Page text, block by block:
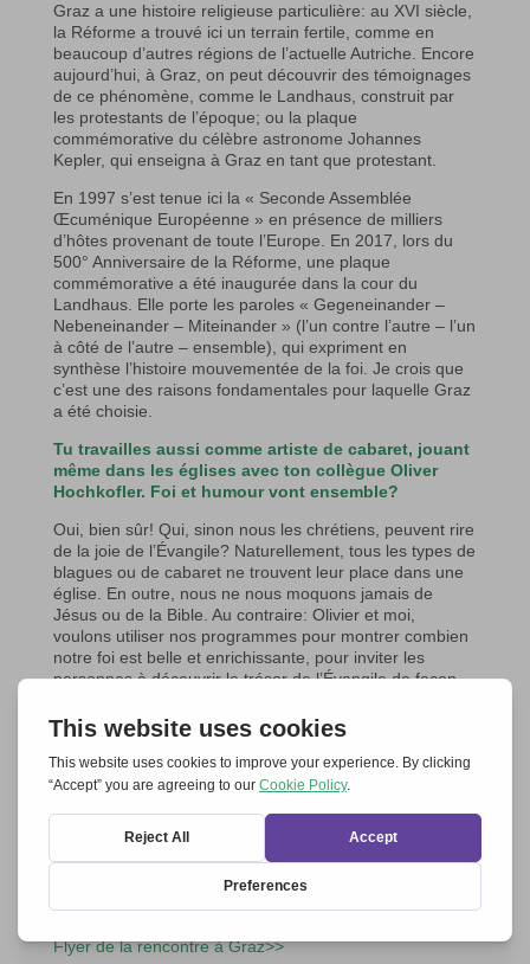
Graz a une histoire religieuse particulière: au XVI siècle,
la Réforme a trouvé ici un terrain fertile, comme en
beaucoup d’autres régions de l’actuelle Autriche. Encore
aujourd’hui, à Graz, on peut découvrir des témoignages
de ce phénomène, comme le Landhaus, construit par
les protestants de l’époque; ou la plaque
commémorative du célèbre astronome Johannes
Kepler, qui enseigna à Graz en tant que protestant.
En 1997 s’est tenue ici la « Seconde Assemblée
Œcuménique Européenne » en présence de milliers
d’hôtes provenant de toute l’Europe. En 2017, lors du
500° Anniversaire de la Réforme, une plaque
commémorative a été inaugurée dans la cour du
Landhaus. Elle porte les paroles « Gegeneinander –
Nebeneinander – Miteinander » (l’un contre l’autre – l’un
à côté de l’autre – ensemble), qui expriment en
synthèse l’histoire mouvementée de la foi. Je crois que
c’est une des raisons fondamentales pour laquelle Graz
a été choisie.
Tu travailles aussi comme artiste de cabaret, jouant
même dans les églises avec ton collègue Oliver
Hochkofler. Foi et humour vont ensemble?
Oui, bien sûr! Qui, sinon nous les chrétiens, peuvent rire
de la joie de l’Évangile? Naturellement, tous les types de
blagues ou de cabaret ne trouvent leur place dans une
église. En outre, nous ne nous moquons jamais de
Jésus ou de la Bible. Au contraire: Olivier et moi,
voulons utiliser nos programmes pour montrer combien
notre foi est belle et enrichissante, pour inviter les
personnes à découvrir le trésor de l’Évangile de façon
programme « Out of the blue – Avec l’Église autour de la
croix », nous donnons un coup d’oeil aux différents
points focaux et surtout à ce que les dénominations ont
en commun. Naturellement, nous faisons la lumière sur
Nous sommes heureux lorsque les visiteurs éloignés de
l’Église disent après le programme d’avoir appris
Aux soins deBeatriz Lauenroth
Flyer de la rencontre à Graz>>